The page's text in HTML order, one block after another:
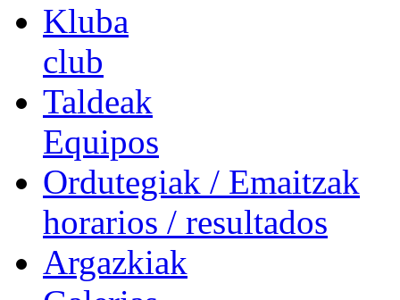
Kluba
club
Taldeak
Equipos
Ordutegiak / Emaitzak
horarios / resultados
Argazkiak